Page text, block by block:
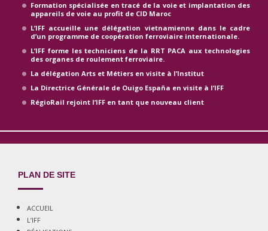
Formation spécialisée en tracé de la voie et implantation des
appareils de voie au profit de CID Maroc
L’IFF accueille une délégation vietnamienne dans le cadre
d’un programme de coopération ferroviaire internationale.
L’IFF forme les techniciens de la RRT PACA aux technologies
des organes de roulement ferroviaire.
La délégation Arts et Métiers en visite à l’Institut
La Directrice Générale de Ouigo España en visite à l’IFF
RégioRail rejoint l’IFF en tant que nouveau client
PLAN DE SITE
ACCUEIL
L’IFF